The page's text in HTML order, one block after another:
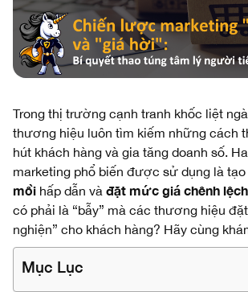
Trong thị trường cạnh tranh khốc liệt
thương hiệu luôn tìm kiếm những cách
hút khách hàng và gia tăng doanh số.
marketing phổ biến được sử dụng là tạo
mồi hấp dẫn và đặt mức giá chênh lệch
có phải là “bẫy” mà các thương hiệu
nghiện” cho khách hàng? Hãy cùng
Mục Lục